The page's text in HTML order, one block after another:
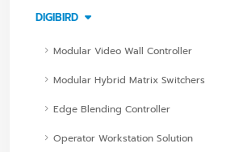
DIGIBIRD
Modular Video Wall Controller
Modular Hybrid Matrix Switchers
Edge Blending Controller
Operator Workstation Solution